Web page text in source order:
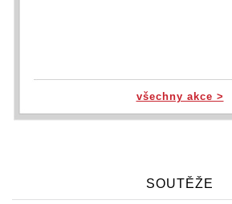
všechny akce >
SOUTĚŽE